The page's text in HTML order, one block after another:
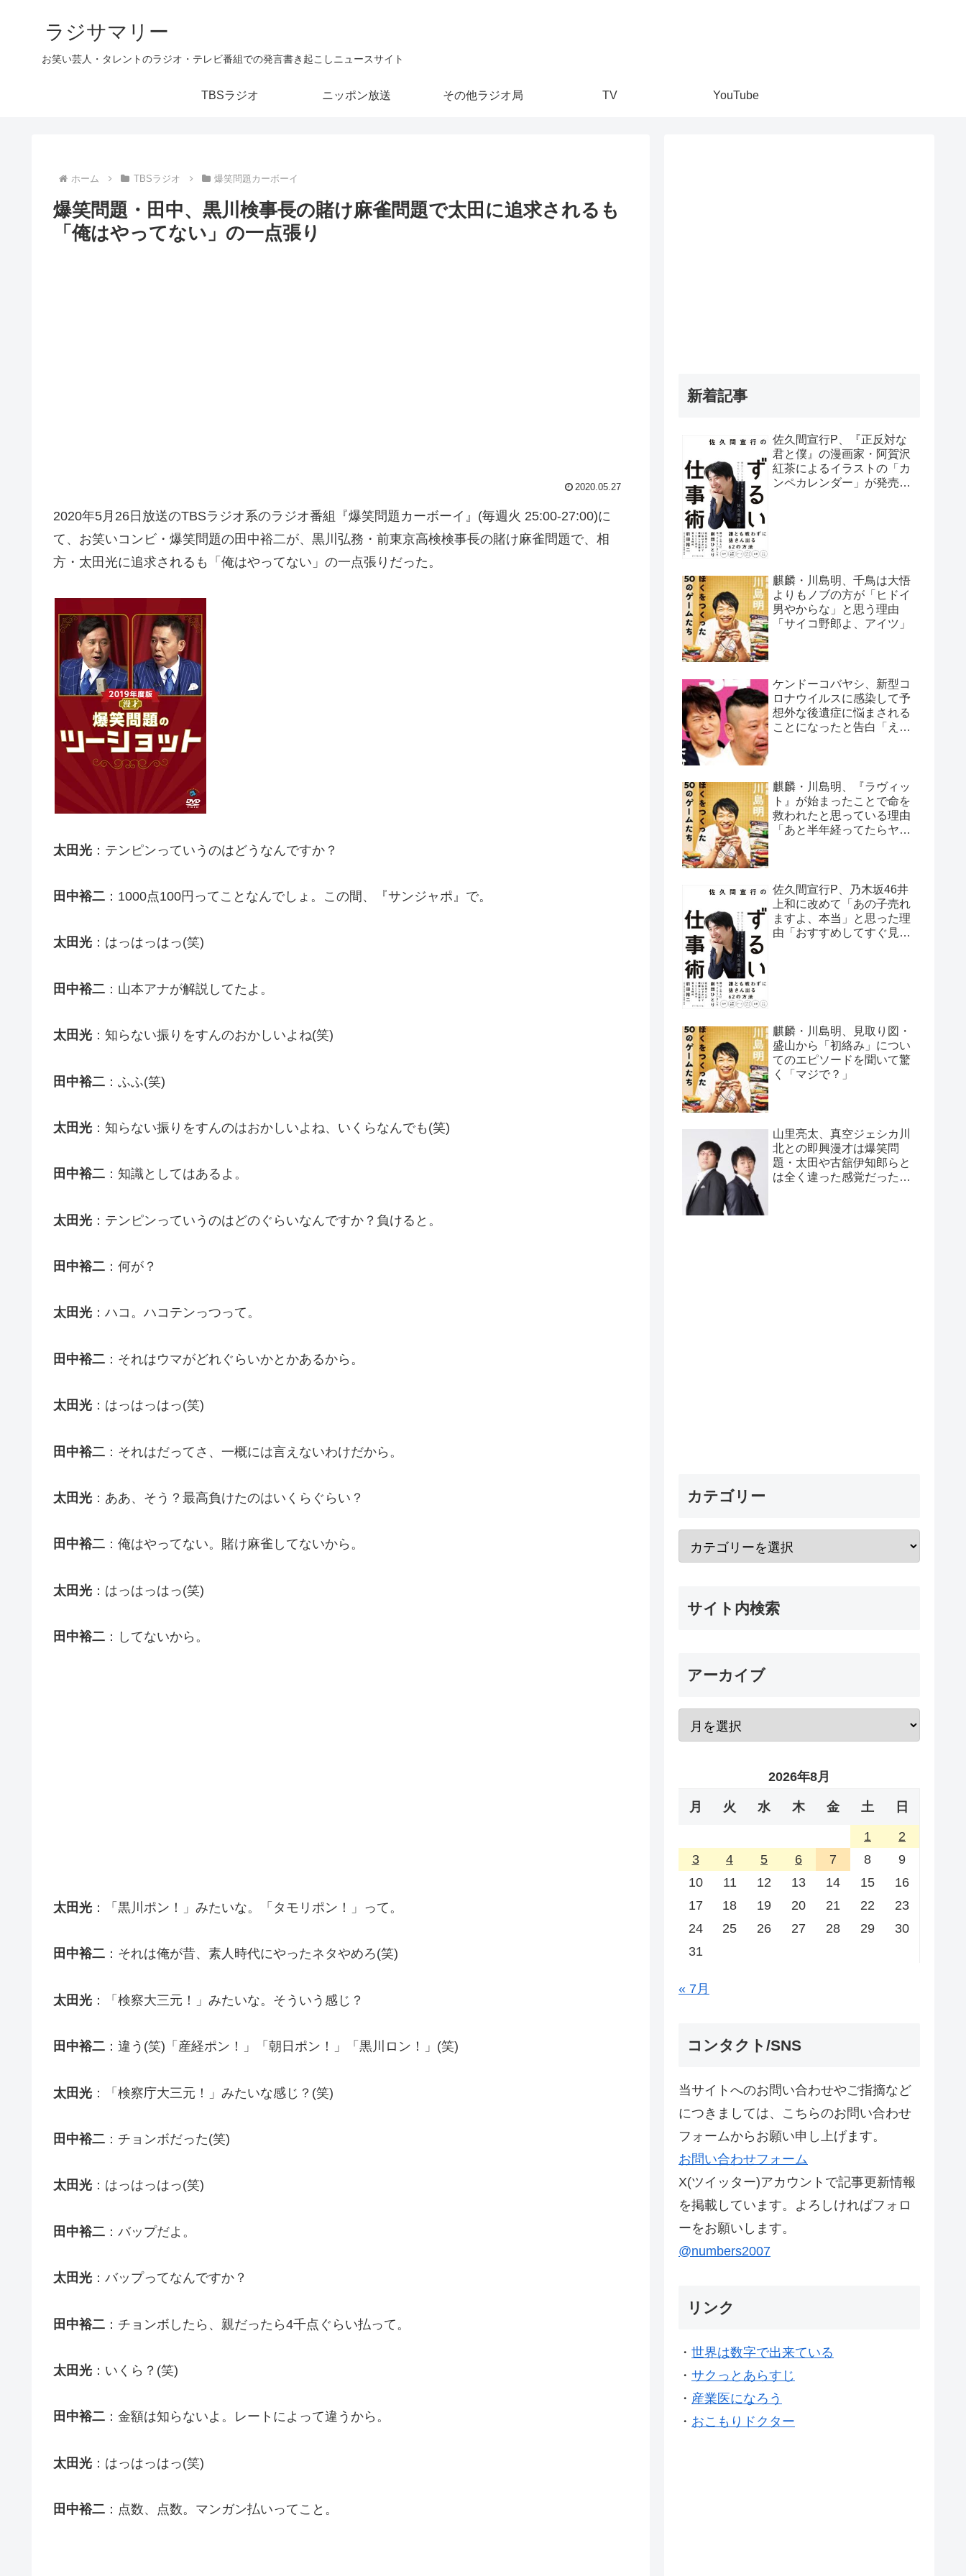
ラジサマリー
お笑い芸人・タレントのラジオ・テレビ番組での発言書き起こしニュースサイト
TBSラジオ ニッポン放送 その他ラジオ局 TV YouTube
ホーム TBSラジオ 爆笑問題カーボーイ
爆笑問題・田中、黒川検事長の賭け麻雀問題で太田に追求されるも
「俺はやってない」の一点張り
2020.05.27
2020年5月26日放送のTBSラジオ系のラジオ番組『爆笑問題カーボーイ』(毎週火 25:00-27:00)に
て、お笑いコンビ・爆笑問題の田中裕二が、黒川弘務・前東京高検検事長の賭け麻雀問題で、相
方・太田光に追求されるも「俺はやってない」の一点張りだった。
太田光 ：テンピンっていうのはどうなんですか？
田中裕二 ：1000点100円ってことなんでしょ。この間、『サンジャポ』で。
太田光 ：はっはっはっ(笑)
田中裕二 ：山本アナが解説してたよ。
太田光 ：知らない振りをすんのおかしいよね(笑)
田中裕二 ：ふふ(笑)
太田光 ：知らない振りをすんのはおかしいよね、いくらなんでも(笑)
田中裕二 ：知識としてはあるよ。
太田光 ：テンピンっていうのはどのぐらいなんですか？負けると。
田中裕二 ：何が？
太田光 ：ハコ。ハコテンっつって。
田中裕二 ：それはウマがどれぐらいかとかあるから。
太田光 ：はっはっはっ(笑)
田中裕二 ：それはだってさ、一概には言えないわけだから。
太田光 ：ああ、そう？最高負けたのはいくらぐらい？
田中裕二 ：俺はやってない。賭け麻雀してないから。
太田光 ：はっはっはっ(笑)
田中裕二 ：してないから。
太田光 ：「黒川ポン！」みたいな。「タモリポン！」って。
田中裕二 ：それは俺が昔、素人時代にやったネタやめろ(笑)
太田光 ：「検察大三元！」みたいな。そういう感じ？
田中裕二 ：違う(笑)「産経ポン！」「朝日ポン！」「黒川ロン！」(笑)
太田光 ：「検察庁大三元！」みたいな感じ？(笑)
田中裕二 ：チョンボだった(笑)
太田光 ：はっはっはっ(笑)
田中裕二 ：バップだよ。
太田光 ：バップってなんですか？
田中裕二 ：チョンボしたら、親だったら4千点ぐらい払って。
太田光 ：いくら？(笑)
田中裕二 ：金額は知らないよ。レートによって違うから。
太田光 ：はっはっはっ(笑)
田中裕二 ：点数、点数。マンガン払いってこと。
新着記事
佐久間宣行P、『正反対な
君と僕』の漫画家・阿賀沢
紅茶によるイラストの「カ
ンペカレンダー」が発売予
麒麟・川島明、千鳥は大悟
よりもノブの方が「ヒドイ
男やからな」と思う理由
「サイコ野郎よ、アイツ」
ケンドーコバヤシ、新型コ
ロナウイルスに感染して予
想外な後遺症に悩まされる
ことになったと告白「えげ
麒麟・川島明、『ラヴィッ
ト』が始まったことで命を
救われたと思っている理由
「あと半年経ってたらヤバ
佐久間宣行P、乃木坂46井
上和に改めて「あの子売れ
ますよ、本当」と思った理
由「おすすめしてすぐ見て
麒麟・川島明、見取り図・
盛山から「初絡み」につい
てのエピソードを聞いて驚
く「マジで？」
山里亮太、真空ジェシカ川
北との即興漫才は爆笑問
題・太田や古舘伊知郎らと
は全く違った感覚だったと
カテゴリー
サイト内検索
アーカイブ
2026年8月
月 火 水 木 金 土 日
1
2
3
4 5 6 7 8
9
10
11 12 13 14 15
16
17
18 19 20 21 22
23
24
25 26 27 28 29
30
31
« 7月
コンタクト/SNS
当サイトへのお問い合わせやご指摘など
につきましては、こちらのお問い合わせ
フォームからお願い申し上げます。
お問い合わせフォーム
X(ツイッター)アカウントで記事更新情報
を掲載しています。よろしければフォロ
ーをお願いします。
@numbers2007
リンク
・ 世界は数字で出来ている
・ サクっとあらすじ
・ 産業医になろう
・ おこもりドクター